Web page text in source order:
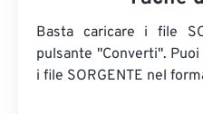
Basta caricare i file
pulsante "Converti".
i file SORGENTE nel